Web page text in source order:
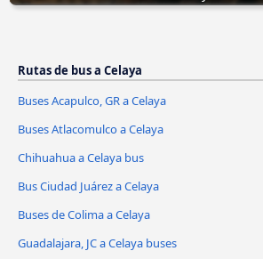
Rutas de bus a Celaya
Buses Acapulco, GR a Celaya
Buses Atlacomulco a Celaya
Chihuahua a Celaya bus
Bus Ciudad Juárez a Celaya
Buses de Colima a Celaya
Guadalajara, JC a Celaya buses